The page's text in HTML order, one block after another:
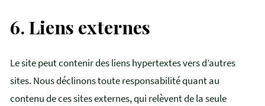
6.Liens externes
Le site peut contenir des liens hypertextes vers d’autres
sites. Nous déclinons toute responsabilité quant au
contenu de ces sites externes, qui relèvent de la seule